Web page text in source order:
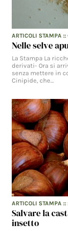
ARTICOLI STAMPA ::
Nelle selve
La Stampa La
derivati- Ora si
senza mettere in
Cinipide, che…
ARTICOLI STAMPA ::
Salvare la
insetto